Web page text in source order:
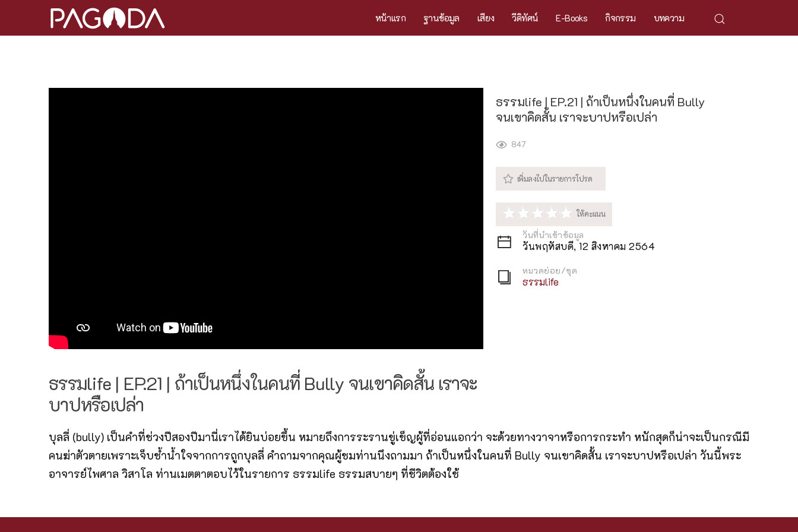
หน้าแรก ฐานข้อมูล เสียง วีดิทัศน์ E-Books กิจกรรม บทความ
ธรรมlife | EP.21 | ถ้าเป็นหนึ่งในคนที่ Bully จนเขาคิดสั้น เราจะ
บาปหรือเปล่า
ธรรมlife | EP.21 | ถ้าเป็นหนึ่งในคนที่ Bully
จนเขาคิดสั้น เราจะบาปหรือเปล่า
847
วันที่นำเข้าข้อมูล
วันพฤหัสบดี, 12 สิงหาคม 2564
หมวดย่อย/ชุด
ธรรมlife
บุลลี่ (bully) เป็นคำที่ช่วงปีสองปีมานี่เราได้ยินบ่อยขึ้น หมายถึงการระรานขู่เข็ญผู้ที่อ่อนแอกว่า จะด้วยทางวาจาหรือการกระทำ หนักสุดก็น่าจะเป็นกรณีมี
คนฆ่าตัวตายเพราะเจ็บช้ำน้ำใจจากการถูกบุลลี่ คำถามจากคุณผู้ชมท่านนึงถามมา ถ้าเป็นหนึ่งในคนที่ Bully จนเขาคิดสั้น เราจะบาปหรือเปล่า วันนี้พระ
อาจารย์ไพศาล วิสาโล ท่านเมตตาตอบไว้ในรายการ ธรรมlife ธรรมสบายๆ ที่ชีวิตต้องใช้